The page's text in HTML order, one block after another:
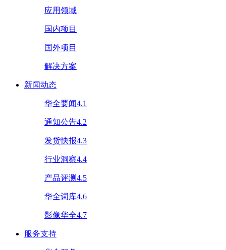
应用领域
国内项目
国外项目
解决方案
新闻动态
华全要闻4.1
通知公告4.2
发货快报4.3
行业洞察4.4
产品评测4.5
华全词库4.6
影像华全4.7
服务支持